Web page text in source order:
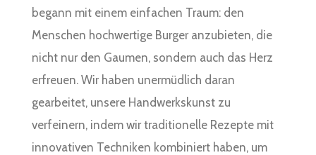
begann mit einem einfachen Traum: den
Menschen hochwertige Burger anzubieten, die
nicht nur den Gaumen, sondern auch das Herz
erfreuen. Wir haben unermüdlich daran
gearbeitet, unsere Handwerkskunst zu
verfeinern, indem wir traditionelle Rezepte mit
innovativen Techniken kombiniert haben, um